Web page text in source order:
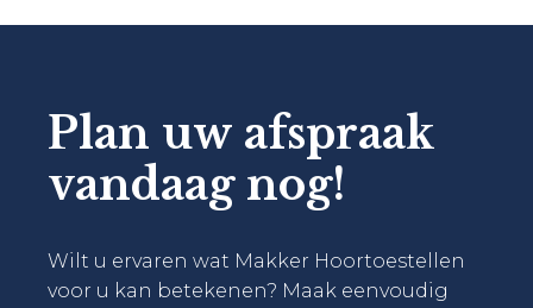
Plan uw afspraak
vandaag nog!
Wilt u ervaren wat Makker Hoortoestellen
voor u kan betekenen? Maak eenvoudig